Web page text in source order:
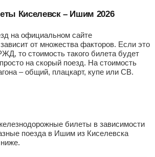
Киселевск – Ишим 2026
на официальном сайте
от множества факторов. Если это
то стоимость такого билета будет
на скорый поезд. На стоимость
– общий, плацкарт, купе или СВ.
билеты в зависимости
поезда в Ишим из Киселевска